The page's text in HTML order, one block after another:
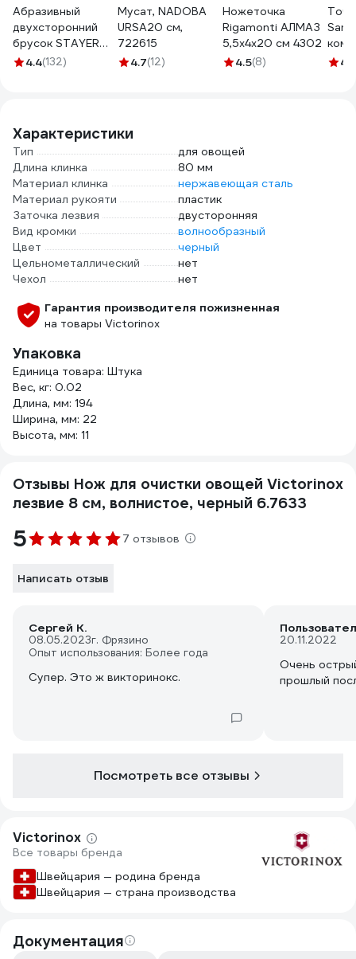
Абразивный
двухсторонний
брусок STAYER
150мм 3572-15
4.4(132)
Мусат, NADOBA
URSA20 см,
722615
4.7(12)
Ножеточка
Rigamonti АЛМАЗ
5,5x4x20 см 4302
4.5(8) 4.6
Характеристики
Тип
для овощей
Длина клинка
80 мм
Материал клинка
нержавеющая сталь
Материал рукояти
пластик
Заточка лезвия
двусторонняя
Вид кромки
волнообразный
Цвет
черный
Цельнометаллический
нет
Чехол
нет
Гарантия производителя пожизненная
на товары Victorinox
Упаковка
Единица товара: Штука
Вес, кг: 0.02
Длина, мм: 194
Ширина, мм: 22
Высота, мм: 11
Отзывы Нож для очистки овощей Victorinox
лезвие 8 см, волнистое, черный 6.7633
5 7 отзывов
Написать отзыв
Сергей К.
08.05.2023г. Фрязино
Опыт использования: Более года
Супер. Это ж викторинокс.
20.11.2022
Очень
прошлый
Посмотреть все отзывы
Victorinox
Все товары бренда
Швейцария — родина бренда
Швейцария — страна производства
Документация